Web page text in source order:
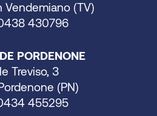
Vendemiano (TV)
430796
PORDENONE
Treviso, 3
(PN)
455295